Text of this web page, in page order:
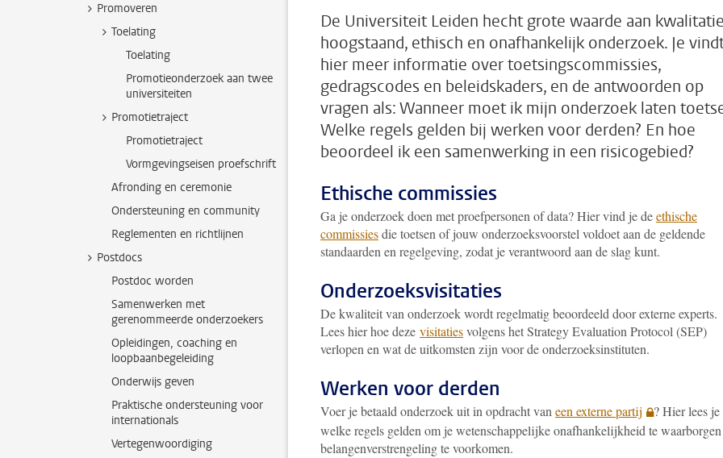
Promoveren
Toelating
Toelating
Promotieonderzoek aan twee
universiteiten
Promotietraject
Promotietraject
Vormgevingseisen proefschrift
Afronding en ceremonie
Ondersteuning en community
Reglementen en richtlijnen
Postdocs
Postdoc worden
Samenwerken met
gerenommeerde onderzoekers
Opleidingen, coaching en
loopbaanbegeleiding
Onderwijs geven
Praktische ondersteuning voor
internationals
Vertegenwoordiging
De Universiteit Leiden hecht grote waarde aan
hoogstaand, ethisch en onafhankelijk onderzoek. Je
hier meer informatie over toetsingscommissies,
gedragscodes en beleidskaders, en de antwoorden op
vragen als: Wanneer moet ik mijn onderzoek laten
Welke regels gelden bij werken voor derden? En hoe
beoordeel ik een samenwerking in een risicogebied?
Ethische commissies
Ga je onderzoek doen met proefpersonen of data? Hier vind je deethische
commissiesdie toetsen of jouw onderzoeksvoorstel voldoet aan de geldende
standaarden en regelgeving, zodat je verantwoord aan de slag kunt.
Onderzoeksvisitaties
De kwaliteit van onderzoek wordt regelmatig beoordeeld door externe experts.
Lees hier hoe deze visitatiesvolgens het Strategy Evaluation Protocol (SEP)
verlopen en wat de uitkomsten zijn voor de onderzoeksinstituten.
Werken voor derden
Voer je betaald onderzoek uit in opdracht van een externe partij
? Hier lees je
welke regels gelden om je wetenschappelijke onafhankelijkheid te
belangenverstrengeling te voorkomen.